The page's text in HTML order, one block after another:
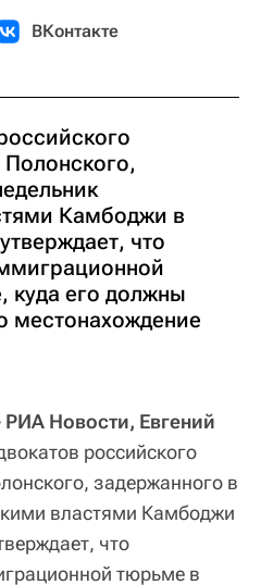
ВКонтакте
Камбоджи в
что
куда его должны
местонахождение
Новости, Евгений
российского
задержанного в
властями Камбоджи
что
тюрьме в